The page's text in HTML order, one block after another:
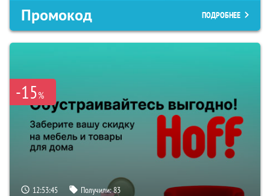
Промокод ПОДРОБНЕЕ
-15%
12:53:44 Получили:83